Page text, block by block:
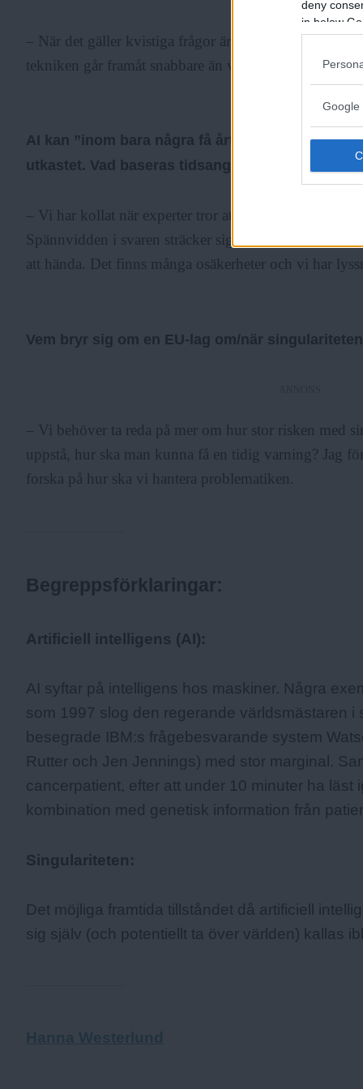
deny
in below
Google
– När det gäller kvistiga frågor är det bra att börja
tekniken går framåt snabbare än vad man trott, säger
AI kan ”inom bara några få årtionden” hota
utkastet. Vad baseras tidsangivelsen på?
– Vi har kollat när experter tror att vi kommer att få AI
Spännvidden i svaren sträcker sig från 10 till 100 år,
att hända. Det finns många osäkerheter och vi har
Vem bryr sig om en EU-lag om/när
– Vi behöver ta reda på mer om hur stor risken med
uppstå, hur ska man kunna få en tidig varning? Jag
forska på hur ska vi hantera problematiken.
Fakta:
Begreppsförklaringar:
Artificiell intelligens (AI):
AI syftar på intelligens hos maskiner. Några
som 1997 slog den regerande världsmästaren i
besegrade IBM:s frågebesvarande system
Rutter och Jen Jennings) med stor marginal.
cancerpatient, efter att under 10 minuter ha läst
kombination med genetisk information från
Singulariteten:
Det möjliga framtida tillståndet då artificiell
sig själv (och potentiellt ta över världen) kallas
Hanna Westerlund